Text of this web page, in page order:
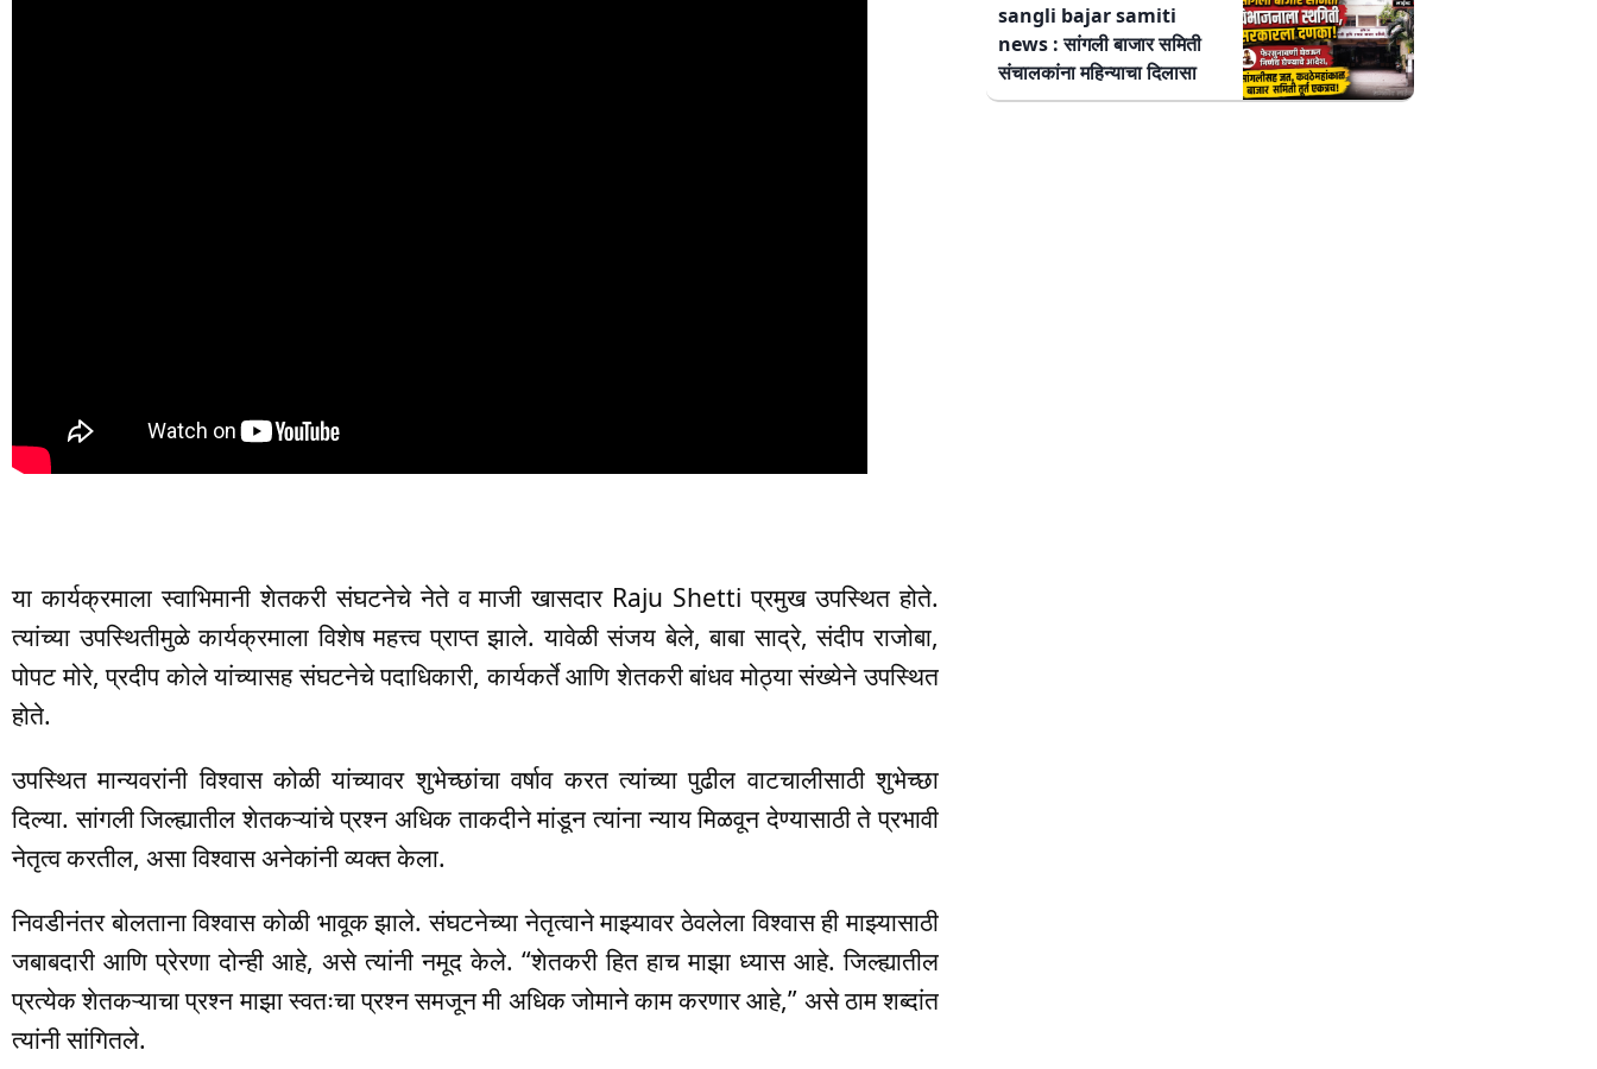
या कार्यक्रमाला स्वाभिमानी शेतकरी संघटनेचे नेते व माजी खासदार Raju Shetti प्रमुख उपस्थित होते.
त्यांच्या उपस्थितीमुळे कार्यक्रमाला विशेष महत्त्व प्राप्त झाले. यावेळी संजय बेले, बाबा साद्रे, संदीप राजोबा,
पोपट मोरे, प्रदीप कोले यांच्यासह संघटनेचे पदाधिकारी, कार्यकर्ते आणि शेतकरी बांधव मोठ्या संख्येने उपस्थित
होते.
उपस्थित मान्यवरांनी विश्वास कोळी यांच्यावर शुभेच्छांचा वर्षाव करत त्यांच्या पुढील वाटचालीसाठी शुभेच्छा
दिल्या. सांगली जिल्ह्यातील शेतकऱ्यांचे प्रश्न अधिक ताकदीने मांडून त्यांना न्याय मिळवून देण्यासाठी ते प्रभावी
नेतृत्व करतील, असा विश्वास अनेकांनी व्यक्त केला.
निवडीनंतर बोलताना विश्वास कोळी भावूक झाले. संघटनेच्या नेतृत्वाने माझ्यावर ठेवलेला विश्वास ही माझ्यासाठी
जबाबदारी आणि प्रेरणा दोन्ही आहे, असे त्यांनी नमूद केले. “शेतकरी हित हाच माझा ध्यास आहे. जिल्ह्यातील
प्रत्येक शेतकऱ्याचा प्रश्न माझा स्वतःचा प्रश्न समजून मी अधिक जोमाने काम करणार आहे,” असे ठाम शब्दांत
त्यांनी सांगितले.
sangli bajar samiti
news : सांगली बाजार समिती
संचालकांना महिन्याचा दिलासा